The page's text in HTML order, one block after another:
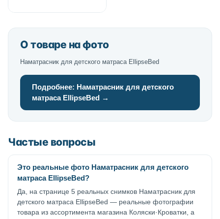
О товаре на фото
Наматрасник для детского матраса EllipseBed
Подробнее: Наматрасник для детского
матраса EllipseBed →
Частые вопросы
Это реальные фото Наматрасник для детского
матраса EllipseBed?
Да, на странице 5 реальных снимков Наматрасник для
детского матраса EllipseBed — реальные фотографии
товара из ассортимента магазина Коляски·Кроватки, а